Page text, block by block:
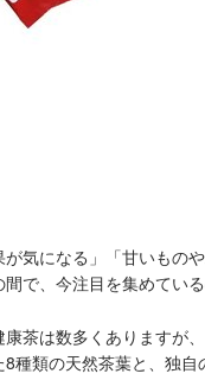
が気になる」「甘いも
で、今注目を集めてい
茶は数多くありますが
種類の天然茶葉と、独自